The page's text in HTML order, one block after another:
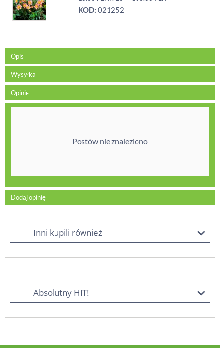
KOD: 021252
Opis
Wysyłka
Opinie
Postów nie znaleziono
Dodaj opinię
Inni kupili również
Absolutny HIT!